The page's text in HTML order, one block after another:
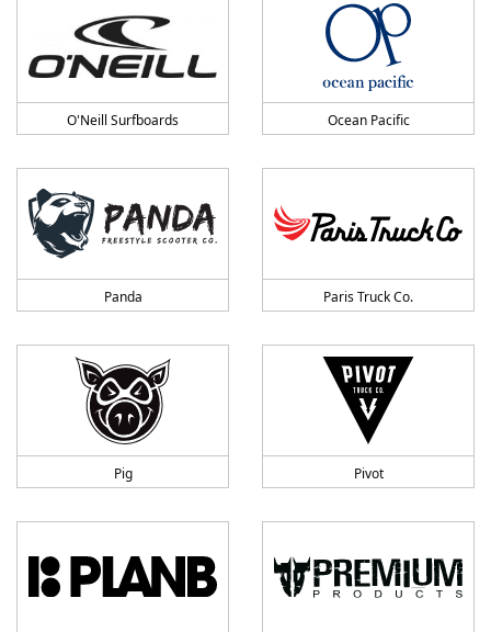
O'Neill Surfboards Ocean Pacific
Panda Paris Truck Co.
Pig Pivot